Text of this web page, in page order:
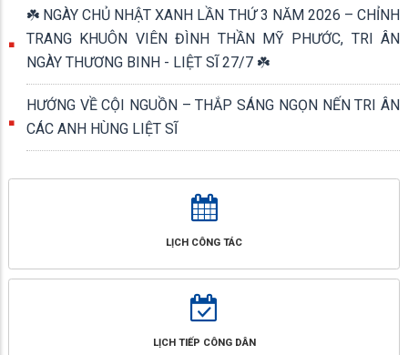
☘️ NGÀY CHỦ NHẬT XANH LẦN THỨ 3 NĂM 2026 – CHỈNH
TRANG KHUÔN VIÊN ĐÌNH THẦN MỸ PHƯỚC, TRI ÂN
NGÀY THƯƠNG BINH - LIỆT SĨ 27/7 ☘️
HƯỚNG VỀ CỘI NGUỒN – THẮP SÁNG NGỌN NẾN TRI ÂN
CÁC ANH HÙNG LIỆT SĨ
LỊCH CÔNG TÁC
LỊCH TIẾP CÔNG DÂN